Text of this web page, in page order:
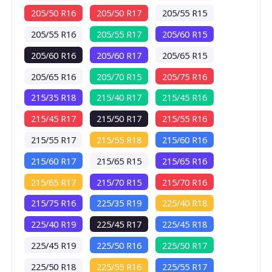
205/50 R16
205/50 R17
205/55 R15
205/55 R16
205/55 R17
205/60 R15
205/60 R16
205/60 R17
205/65 R15
205/65 R16
205/70 R15
205/75 R16
215/35 R18
215/40 R17
215/45 R16
215/45 R17
215/50 R17
215/55 R16
215/55 R17
215/55 R18
215/60 R16
215/60 R17
215/65 R15
215/65 R16
215/65 R17
215/70 R15
215/70 R16
215/75 R16
225/35 R19
225/40 R18
225/40 R19
225/45 R17
225/45 R18
225/45 R19
225/50 R16
225/50 R17
225/50 R18
225/55 R16 225/55 R17